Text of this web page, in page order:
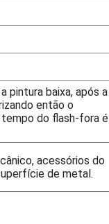
pintura baixa, após a
então o
tempo do flash-fora é
acessórios do
de metal.